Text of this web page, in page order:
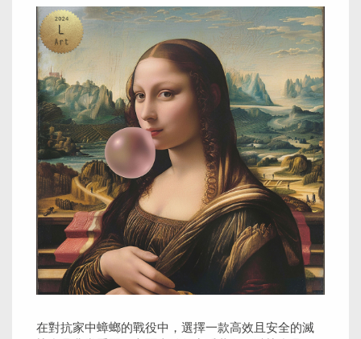
在對抗家中蟑螂的戰役中，選擇一款高效且安全的滅